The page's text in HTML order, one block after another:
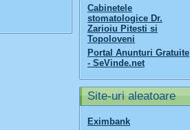
Cabinetele
stomatologice Dr.
Zarioiu Pitesti si
Topoloveni
Portal Anunturi Gratuite
- SeVinde.net
Site-uri aleatoare
Eximbank